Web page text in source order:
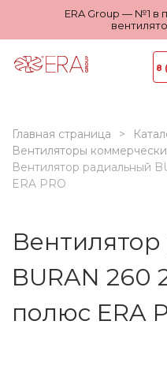
ERA Group — №1 в
8
Главная страница
Вентиляторы
Вентилятор радиальный
ERA PRO
BURAN 260
полюс ERA